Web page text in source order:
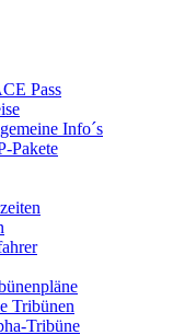
Pass
Info´s
Pakete
Tribünen
Tribüne